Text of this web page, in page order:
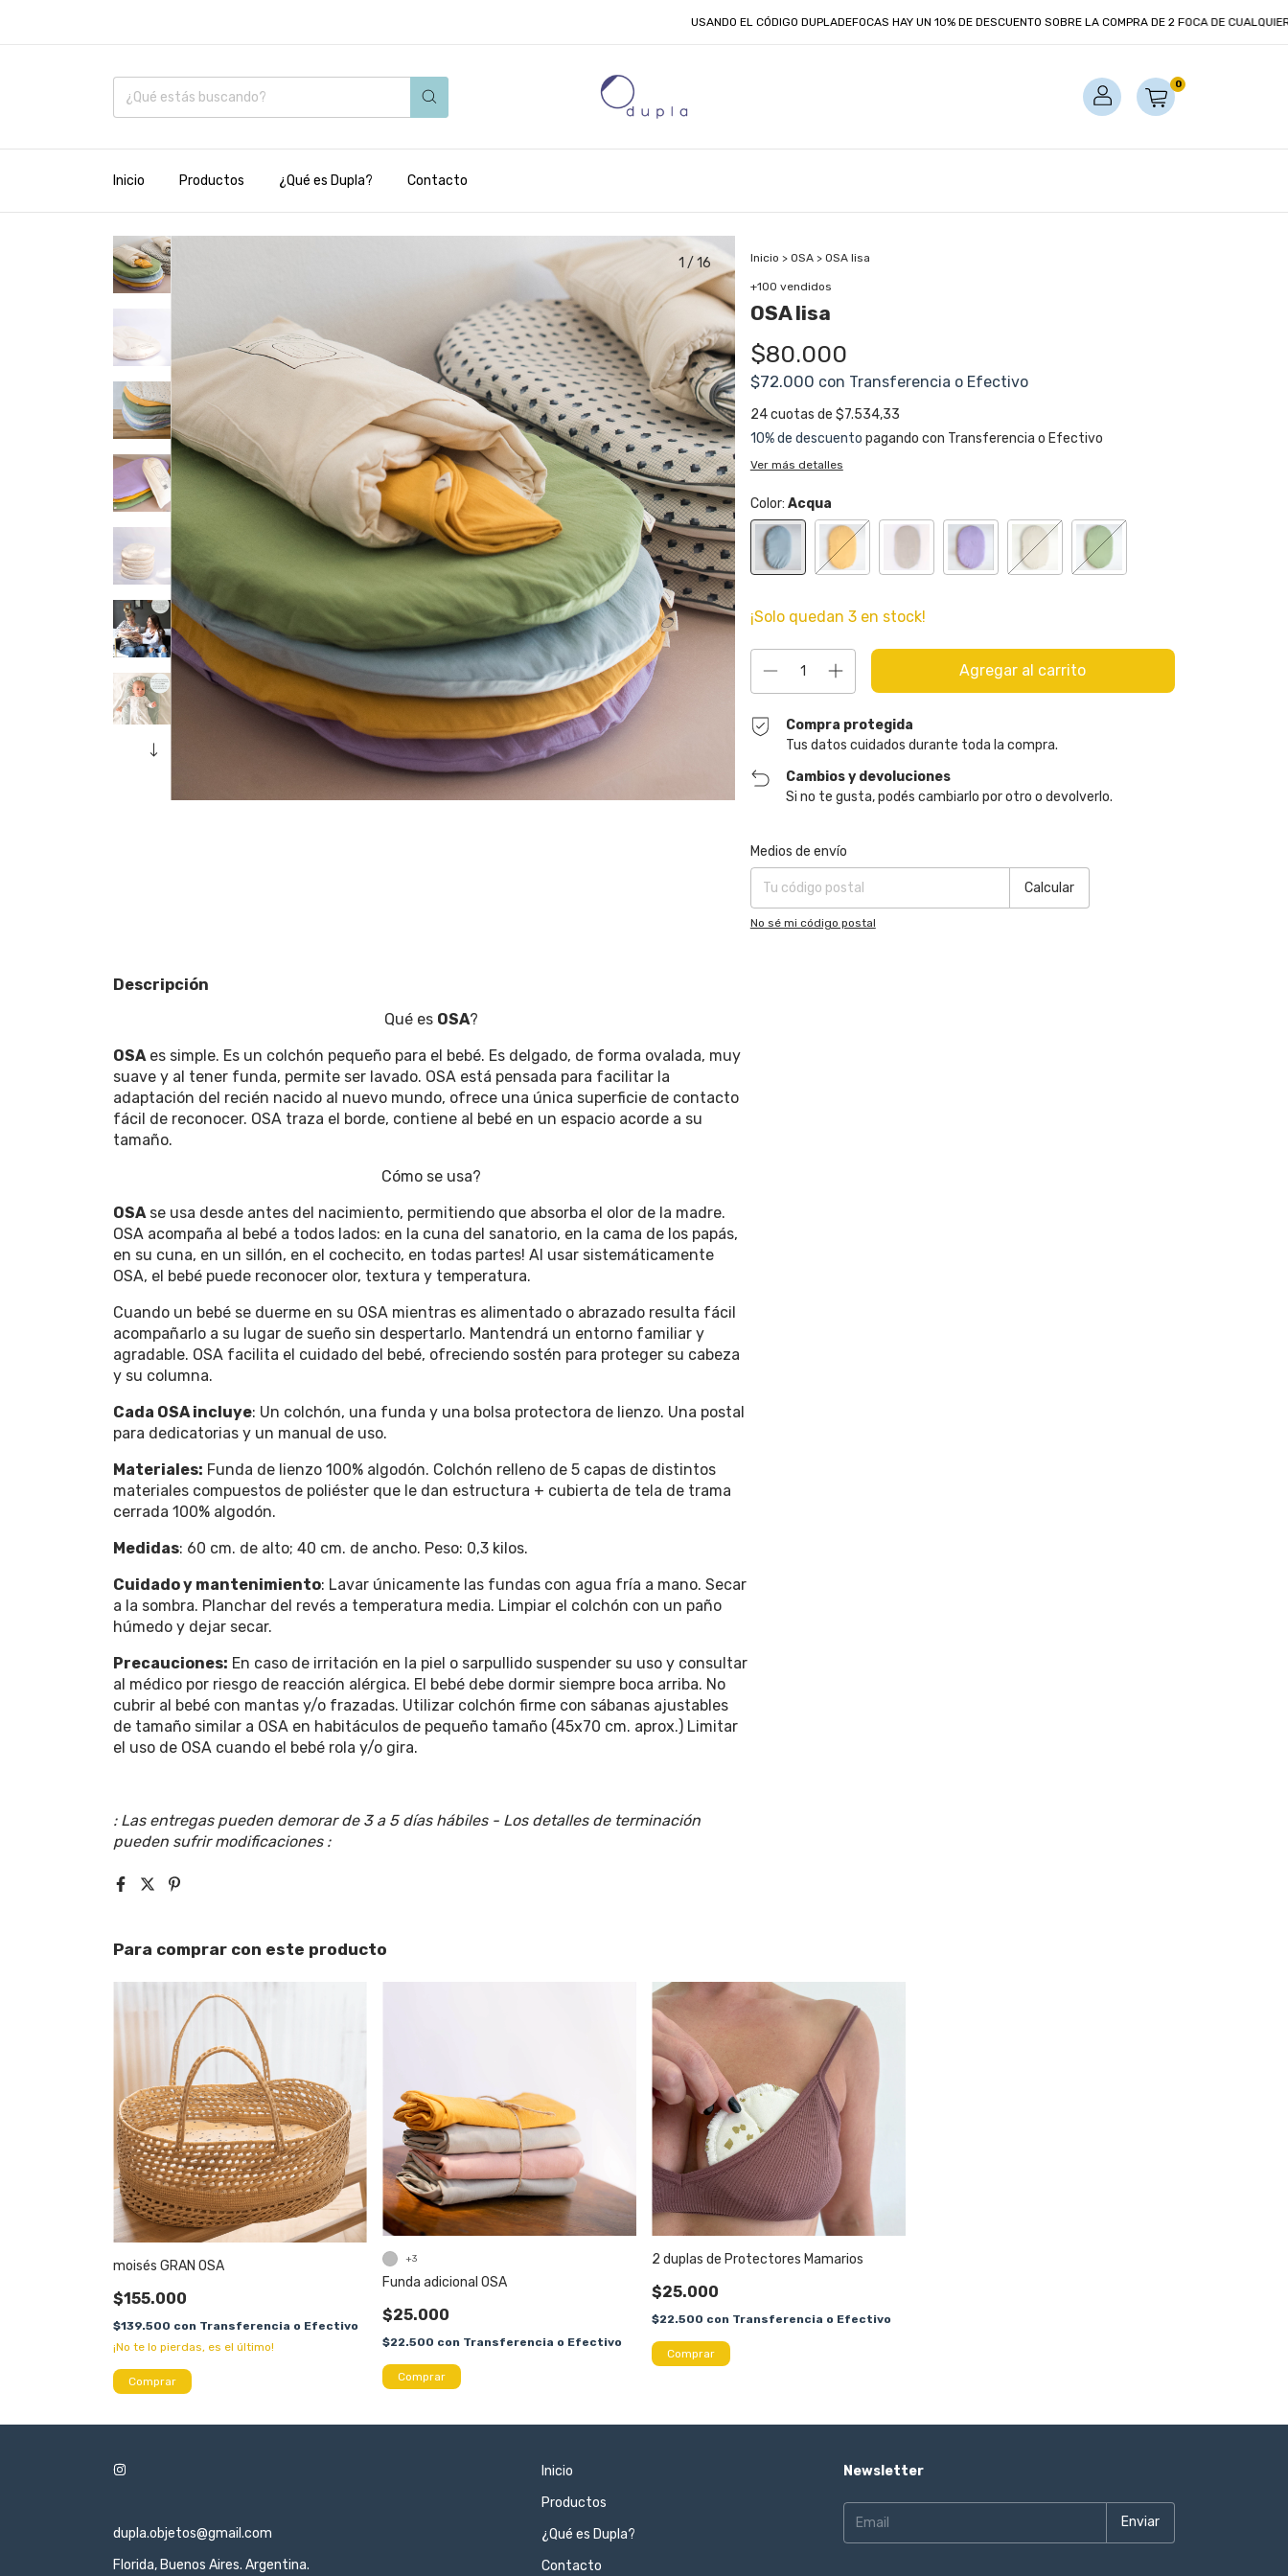
USANDO EL CÓDIGO DUPLADEFOCAS HAY UN 10% DE DESCUENTO SOBRE LA COMPRA DE 2 FOCA DE CUALQUIER TAMAÑO!
0
Inicio Productos ¿Qué es Dupla? Contacto
1 / 16 Inicio > OSA > OSA lisa
+100 vendidos
OSA lisa
$80.000
$72.000 con Transferencia o Efectivo
24cuotas de $7.534,33
10% de descuento pagando con Transferencia o Efectivo
Ver más detalles
Color: Acqua
¡Solo quedan 3en stock!
Compra protegida
Tus datos cuidados durante toda la compra.
Cambios y devoluciones
Si no te gusta, podés cambiarlo por otro o devolverlo.
Entregas para el CP:
Medios de envío
Calcular
No sé mi código postal
Descripción
Qué es OSA?
OSAes simple. Es un colchón pequeño para el bebé. Es delgado, de forma ovalada, muy
suave y al tener funda, permite ser lavado. OSA está pensada para facilitar la
adaptación del recién nacido al nuevo mundo, ofrece una única superficie de contacto
fácil de reconocer. OSA traza el borde, contiene al bebé en un espacio acorde a su
tamaño.
Cómo se usa?
OSAse usa desde antes del nacimiento, permitiendo que absorba el olor de la madre.
OSA acompaña al bebé a todos lados: en la cuna del sanatorio, en la cama de los papás,
en su cuna, en un sillón, en el cochecito, en todas partes! Al usar sistemáticamente
OSA, el bebé puede reconocer olor, textura y temperatura.
Cuando un bebé se duerme en su OSA mientras es alimentado o abrazado resulta fácil
acompañarlo a su lugar de sueño sin despertarlo. Mantendrá un entorno familiar y
agradable. OSA facilita el cuidado del bebé, ofreciendo sostén para proteger su cabeza
y su columna.
Cada OSA incluye: Un colchón, una funda y una bolsa protectora de lienzo. Una postal
para dedicatorias y un manual de uso.
Materiales: Funda de lienzo 100% algodón. Colchón relleno de 5 capas de distintos
materiales compuestos de poliéster que le dan estructura + cubierta de tela de trama
cerrada 100% algodón.
Medidas: 60 cm. de alto; 40 cm. de ancho. Peso: 0,3 kilos.
Cuidado y mantenimiento: Lavar únicamente las fundas con agua fría a mano. Secar
a la sombra. Planchar del revés a temperatura media. Limpiar el colchón con un paño
húmedo y dejar secar.
Precauciones: En caso de irritación en la piel o sarpullido suspender su uso y consultar
al médico por riesgo de reacción alérgica. El bebé debe dormir siempre boca arriba. No
cubrir al bebé con mantas y/o frazadas. Utilizar colchón firme con sábanas ajustables
de tamaño similar a OSA en habitáculos de pequeño tamaño (45x70 cm. aprox.) Limitar
el uso de OSA cuando el bebé rola y/o gira.
: Las entregas pueden demorar de 3 a 5 días hábiles - Los detalles de terminación
pueden sufrir modificaciones :
Para comprar con este producto
moisés GRAN OSA
$155.000
$139.500 con Transferencia o Efectivo
¡No te lo pierdas, es el último!
Funda adicional OSA
$25.000
$22.500 con Transferencia o Efectivo
+3
Comprar
2 duplas de Protectores Mamarios
$25.000
$22.500 con Transferencia o Efectivo
dupla.objetos@gmail.com
Florida, Buenos Aires. Argentina.
Inicio
Productos
¿Qué es Dupla?
Contacto
Newsletter